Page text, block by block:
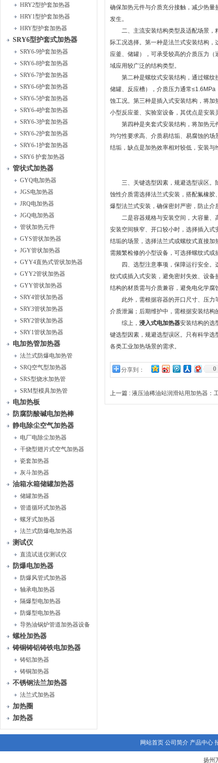
HRY2型护套加热器
HRY1型护套加热器
HRY型护套加热器
SRY6型护套式加热器
SRY6-9护套加热器
SRY6-8护套加热器
SRY6-7护套加热器
SRY6-6护套加热器
SRY6-5护套加热器
SRY6-4护套加热器
SRY6-3护套加热器
SRY6-2护套加热器
SRY6-1护套加热器
SRY6 护套加热器
管状式加热器
GYQ电加热器
JGS电加热器
JRQ电加热器
JGQ电加热器
管状加热元件
GYS管状加热器
JGY管状加热器
GYY4直热式管状加热器
GYY2管状加热器
GYY管状加热器
SRY4管状加热器
SRY3管状加热器
SRY2管状加热器
SRY1管状加热器
电加热管加热器
法兰式防爆电加热管
SRQ空气型加热器
SRS型烧水加热管
SRM型模具加热管
电加热板
防腐防酸碱电加热棒
静电除尘空气加热器
电厂电除尘加热器
干烧型翅片式空气加热器
瓷套加热器
灰斗加热器
油箱水箱储罐加热器
储罐加热器
管道循环式加热器
螺牙式加热器
法兰式防爆电加热器
测试仪
直流试送仪测试仪
防爆电加热器
防爆风管式加热器
轴承电加热器
隔爆型电加热器
防爆型电加热器
导热油锅炉管道加热器设备
螺栓加热器
铸铜铸铝铸铁电加热器
铸铝加热器
铸铜加热器
不锈钢法兰加热器
法兰式加热器
加热圈
加热器
确保加热元件与介质充分接触，减少热
发生。
二、主流安装结构类型及适配场景，
际工况选择。第一种是法兰式安装结构
应釜、储罐），可承受较高的介质压力
域应用较广泛的结构类型。
第二种是螺纹式安装结构，通过螺纹
储罐、反应槽），介质压力通常
蚀工况。第三种是插入式安装结构，将
小型反应釜、实验室设备，其优点是安
第四种是夹套式安装结构，将加热元
均匀性要求高、介质易结垢、易腐蚀的
结垢，缺点是加热效率相对较低，安装与
三、关键选型因素，规避选型误区。
蚀性介质需选择法兰式安装，搭配氟橡
爆型法兰式安装，确保密封严密，防止
二是容器规格与安装空间，大容量、
安装空间狭窄、开口较小时，选择插入
结垢的场景，选择法兰式或螺纹式直接
需频繁检修的小型设备，可选择螺纹式或
四、选型注意事项，保障运行安全。
纹式或插入式安装，避免密封失效、设
结构的材质需与介质兼容，避免电化学
此外，需根据容器的开口尺寸、压力
介质泄漏；后期维护中，需根据安装结
综上， 浸入式电加热器安装结构的选
键选型因素，规避选型误区。只有科学
各类工业加热场景的需求。
分享到： 0
上一篇 : 液压油稀油站润滑站用加热器：
网站首页 公司简介 产品中心
扬州